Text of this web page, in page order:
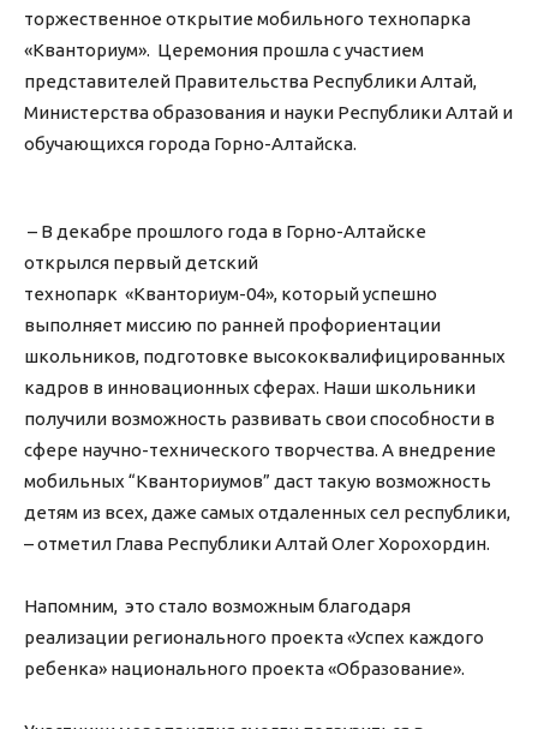
торжественное открытие мобильного технопарка
«Кванториум». Церемония прошла с участием
представителей Правительства Республики Алтай,
Министерства образования и науки Республики Алтай и
обучающихся города Горно-Алтайска.
– В декабре прошлого года в Горно-Алтайске
открылся первый детский
технопарк «Кванториум-04», который успешно
выполняет миссию по ранней профориентации
школьников, подготовке высококвалифицированных
кадров в инновационных сферах. Наши школьники
получили возможность развивать свои способности в
сфере научно-технического творчества. А внедрение
мобильных “Кванториумов” даст такую возможность
детям из всех, даже самых отдаленных сел республики,
– отметил Глава Республики Алтай Олег Хорохордин.
Напомним, это стало возможным благодаря
реализации регионального проекта «Успех каждого
ребенка» национального проекта «Образование».